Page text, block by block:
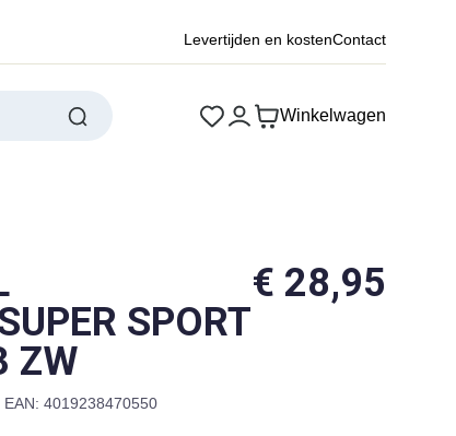
Levertijden en kostenContact
Winkelwagen
SPORT
ZW
€ 28,95
EAN: 4019238470550